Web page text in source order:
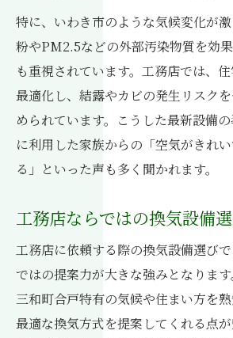
特に、いわき市のような気候変化が
粉やPM2.5などの外部汚染物質を効
も重視されています。工務店では、
最適化し、結露やカビの発生リスク
められています。こうした最新設備
に利用した家族からの「空気がきれ
る」といった声も多く聞かれます。
工務店ならではの換気設備
工務店に依頼する際の換気設備選び
ではの提案力が大きな強みとなりま
三和町合戸特有の気候や住まい方を熟
最適な換気方式を提案してくれる点